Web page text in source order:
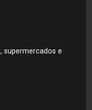
supermercados e